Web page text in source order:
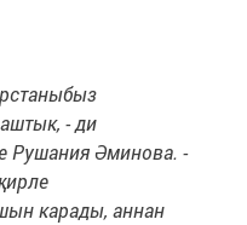
- ди
Рушания Әминова. -
карады, аннан